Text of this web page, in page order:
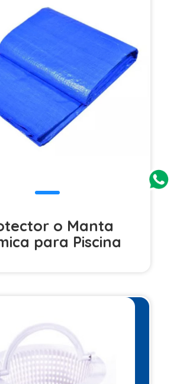
o Manta
para Piscina